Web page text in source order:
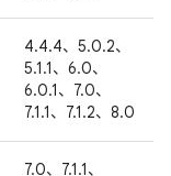
4.4.4、5.0.2、
5.1.1、6.0、
6.0.1、7.0、
7.1.1、7.1.2、8.0
7.0、7.1.1、